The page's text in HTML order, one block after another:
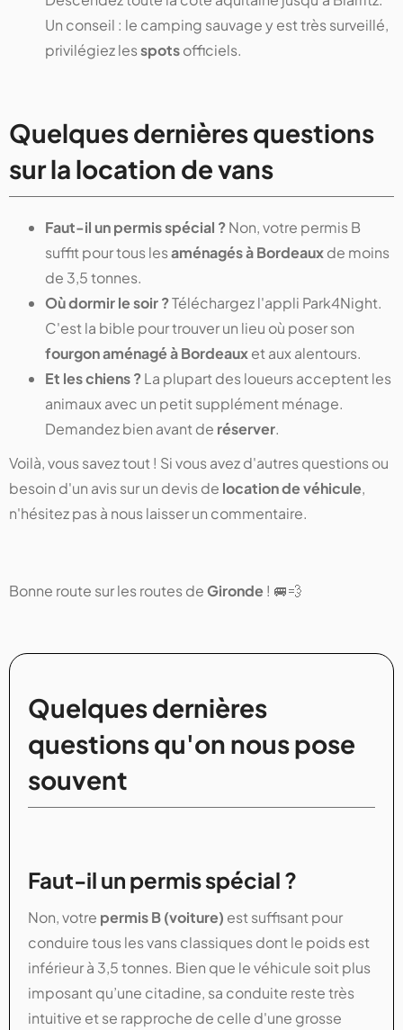
Un conseil : le camping sauvage y est très surveillé,
privilégiez lesspotsofficiels.
Quelques dernières questions
sur la location de vans
Faut-il un permis spécial ?Non, votre permis B
suffit pour tous lesaménagés à Bordeauxde moins
de 3,5 tonnes.
Où dormir le soir ?Téléchargez l'appli Park4Night.
C'est la bible pour trouver un lieu où poser son
fourgon aménagé à Bordeauxet aux alentours.
Et les chiens ?La plupart des loueurs acceptent les
animaux avec un petit supplément ménage.
Demandez bien avant de réserver.
Voilà, vous savez tout ! Si vous avez d'autres questions ou
besoin d'un avis sur un devis de location de véhicule,
n'hésitez pas à nous laisser un commentaire.
Bonne route sur les routes de Gironde! 🚐💨
Quelques dernières
questions qu'on nous pose
souvent
Faut-il un permis spécial ?
Non, votre permis B (voiture) est suffisant pour
conduire tous les vans classiques dont le poids est
inférieur à 3,5 tonnes. Bien que le véhicule soit plus
imposant qu’une citadine, sa conduite reste très
intuitive et se rapproche de celle d'une grosse